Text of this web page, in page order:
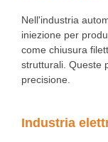
Nell'industria
iniezione per
come chiusura
strutturali. Queste
precisione.
Industria